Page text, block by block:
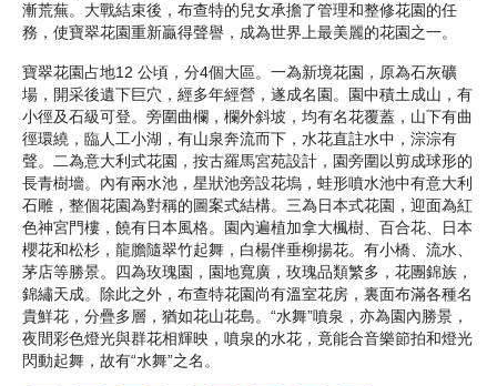
漸荒蕪。大戰結束後，布查特的兒女承擔了管理和整修花園的任
務，使寶翠花園重新贏得聲譽，成為世界上最美麗的花園之一。
寶翠花園占地12 公頃，分4個大區。一為新境花園，原為石灰礦
場，開采後遺下巨穴，經多年經營，遂成名園。園中積土成山，有
小徑及石級可登。旁圍曲欄，欄外斜坡，均有名花覆蓋，山下有曲
徑環繞，臨人工小湖，有山泉奔流而下，水花直註水中，淙淙有
聲。二為意大利式花園，按古羅馬宮苑設計，園旁圍以剪成球形的
長青樹墻。內有兩水池，星狀池旁設花塢，蛙形噴水池中有意大利
石雕，整個花園為對稱的圖案式結構。三為日本式花園，迎面為紅
色神宮門樓，饒有日本風格。園內遍植加拿大楓樹、百合花、日本
櫻花和松杉，龍膽隨翠竹起舞，白楊伴垂柳揚花。有小橋、流水、
茅店等勝景。四為玫瑰園，園地寬廣，玫瑰品類繁多，花團錦族，
錦繡天成。除此之外，布查特花園尚有溫室花房，裏面布滿各種名
貴鮮花，分疊多層，猶如花山花島。“水舞”噴泉，亦為園內勝景，
夜間彩色燈光與群花相輝映，噴泉的水花，竟能合音樂節拍和燈光
閃動起舞，故有“水舞”之名。